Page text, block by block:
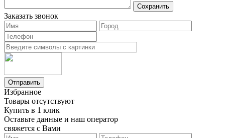
Сохранить
Заказать звонок
Отправить
Избранное
Товары отсутствуют
Купить в 1 клик
Оставьте данные и наш оператор
свяжется с Вами